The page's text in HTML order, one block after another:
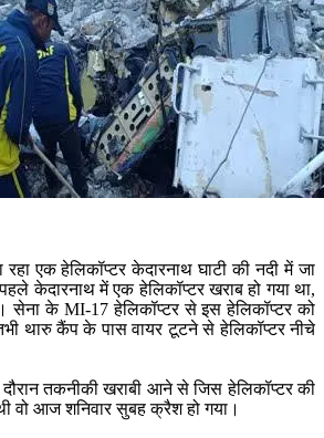
एक हेलिकॉप्टर केदारनाथ घाटी की नदी में जा
केदारनाथ में एक हेलिकॉप्टर खराब हो गया था,
सेना के MI-17 हेलिकॉप्टर से इस हेलिकॉप्टर को
थारु कैंप के पास वायर टूटने से हेलिकॉप्टर नीचे
तकनीकी खराबी आने से जिस हेलिकॉप्टर की
वो आज शनिवार सुबह क्रैश हो गया।